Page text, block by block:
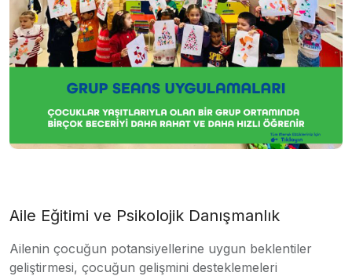
Aile Eğitimi ve Psikolojik Danışmanlık
Ailenin çocuğun potansiyellerine uygun beklentiler
geliştirmesi, çocuğun gelişmini desteklemeleri